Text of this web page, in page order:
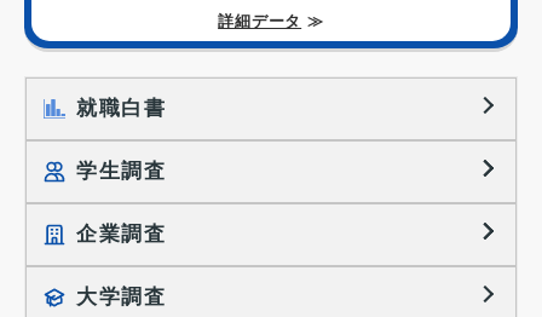
詳細データ ≫
就職白書
学生調査
就職プロセス調査
就職活動TOPICS
企業調査
採用に関する調査
大学調査